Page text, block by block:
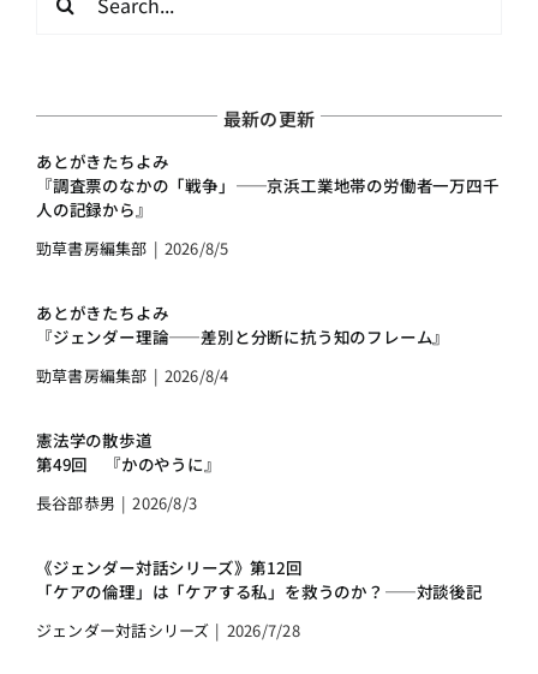
最新の更新
あとがきたちよみ
『調査票のなかの「戦争」――京浜工業地帯の労働者一万四千
人の記録から』
勁草書房編集部 | 2026/8/5
あとがきたちよみ
『ジェンダー理論――差別と分断に抗う知のフレーム』
勁草書房編集部 | 2026/8/4
憲法学の散歩道
第49回 『かのやうに』
長谷部恭男 | 2026/8/3
《ジェンダー対話シリーズ》第12回
「ケアの倫理」は「ケアする私」を救うのか？――対談後記
ジェンダー対話シリーズ | 2026/7/28